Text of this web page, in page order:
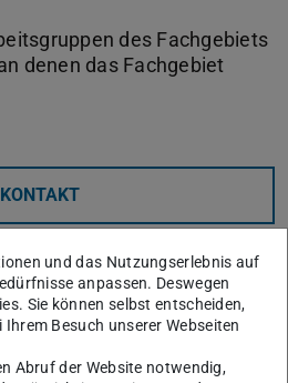
des Fachgebiets
denen das Fachgebiet
KONTAKT
und das Nutzungserlebnis auf
anpassen. Deswegen
Sie können selbst entscheiden,
Besuch unserer Webseiten
Abruf der Website notwendig,